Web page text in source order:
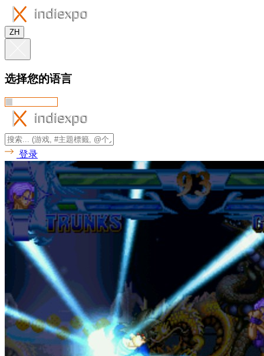
ZH
选择您的语言
登录